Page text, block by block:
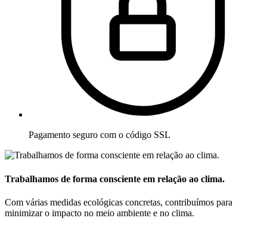
Pagamento seguro com o código SSL
Trabalhamos de forma consciente em relação ao clima.
Com várias medidas ecológicas concretas, contribuímos para
minimizar o impacto no meio ambiente e no clima.